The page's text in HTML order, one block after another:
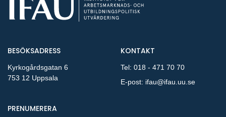
BESÖKSADRESS
Kyrkogårdsgatan 6
753 12 Uppsala
KONTAKT
Tel: 018 - 471 70 70
E-post: ifau@ifau.uu.se
PRENUMERERAPÅ NYA PUBLIKATIONER OCH